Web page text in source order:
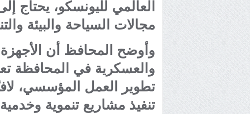
العالمي لليونسكو، يحتاج
مجالات السياحة والبيئة
وأوضح المحافظ أن الأجهزة
والعسكرية في المحافظة
تطوير العمل المؤسسي،
تنفيذ مشاريع تنموية